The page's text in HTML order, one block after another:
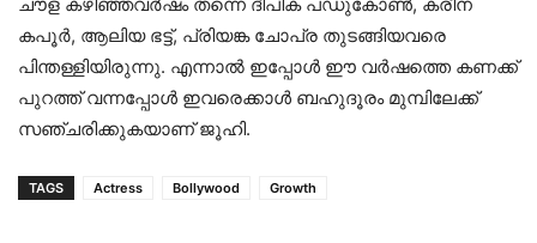
കപൂർ, ആലിയ ഭട്ട്, പ്രിയങ്ക ചോപ്ര തുടങ്ങിയവരെ
പിന്തള്ളിയിരുന്നു. എന്നാൽ ഇപ്പോൾ ഈ വർഷത്തെ കണക്ക്
പുറത്ത് വന്നപ്പോൾ ഇവരെക്കാൾ ബഹുദൂരം മുമ്പിലേക്ക്
സഞ്ചരിക്കുകയാണ് ജൂഹി.
TAGS Actress Bollywood Growth